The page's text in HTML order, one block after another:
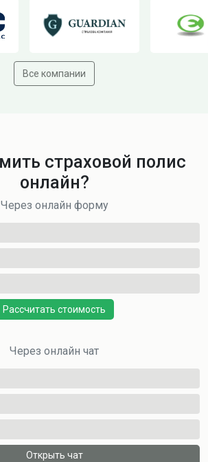
Все компании
страховой полис
онлайн?
Через онлайн форму
Рассчитать стоимость
Через онлайн чат
Открыть чат